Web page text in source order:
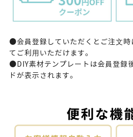
●会員登録していただくとご注⽂時
てご利⽤いただけます。
●DIY素材テンプレートは会員登録
ドが表示されます。